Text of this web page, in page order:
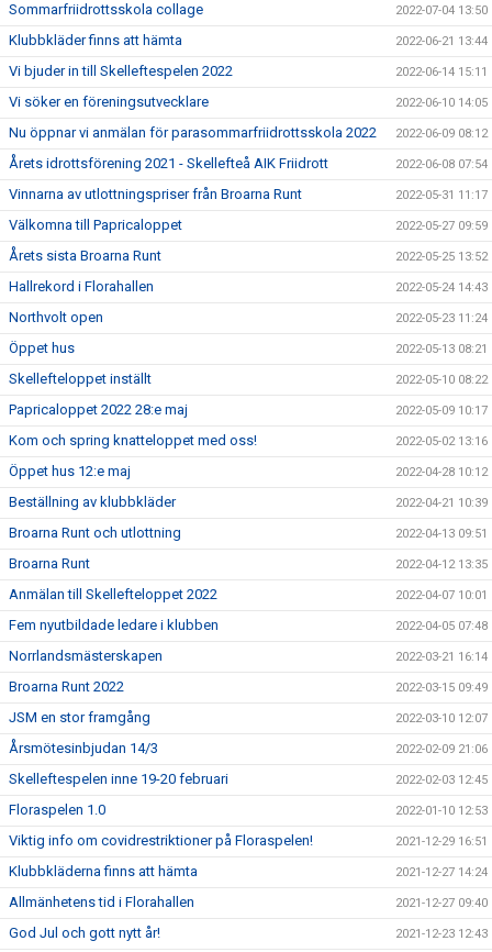
Sommarfriidrottsskola collage 2022-07-04 13:50
Klubbkläder finns att hämta 2022-06-21 13:44
Vi bjuder in till Skelleftespelen 2022 2022-06-14 15:11
Vi söker en föreningsutvecklare 2022-06-10 14:05
Nu öppnar vi anmälan för parasommarfriidrottsskola 2022 2022-06-09 08:12
Årets idrottsförening 2021 - Skellefteå AIK Friidrott 2022-06-08 07:54
Vinnarna av utlottningspriser från Broarna Runt 2022-05-31 11:17
Välkomna till Papricaloppet 2022-05-27 09:59
Årets sista Broarna Runt 2022-05-25 13:52
Hallrekord i Florahallen 2022-05-24 14:43
Northvolt open 2022-05-23 11:24
Öppet hus 2022-05-13 08:21
Skellefteloppet inställt 2022-05-10 08:22
Papricaloppet 2022 28:e maj 2022-05-09 10:17
Kom och spring knatteloppet med oss! 2022-05-02 13:16
Öppet hus 12:e maj 2022-04-28 10:12
Beställning av klubbkläder 2022-04-21 10:39
Broarna Runt och utlottning 2022-04-13 09:51
Broarna Runt 2022-04-12 13:35
Anmälan till Skellefteloppet 2022 2022-04-07 10:01
Fem nyutbildade ledare i klubben 2022-04-05 07:48
Norrlandsmästerskapen 2022-03-21 16:14
Broarna Runt 2022 2022-03-15 09:49
JSM en stor framgång 2022-03-10 12:07
Årsmötesinbjudan 14/3 2022-02-09 21:06
Skelleftespelen inne 19-20 februari 2022-02-03 12:45
Floraspelen 1.0 2022-01-10 12:53
Viktig info om covidrestriktioner på Floraspelen! 2021-12-29 16:51
Klubbkläderna finns att hämta 2021-12-27 14:24
Allmänhetens tid i Florahallen 2021-12-27 09:40
God Jul och gott nytt år! 2021-12-23 12:43